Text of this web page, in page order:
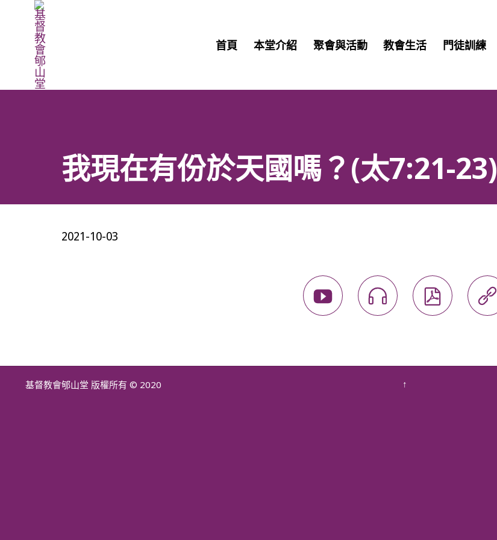
首頁 本堂介紹 聚會與活動 教會生活 門徒訓練
我現在有份於天國嗎？(太7:21-23)
2021-10-03
   
基督教會郇山堂 版權所有 © 2020 ↑